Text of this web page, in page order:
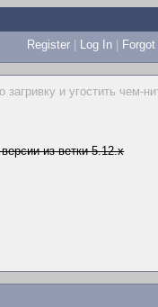
Register | Log In |
и угостить чем-
из ветки 5.12.x